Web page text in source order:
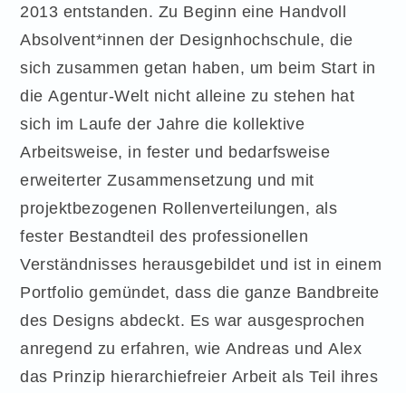
2013 entstanden. Zu Beginn eine Handvoll
Absolvent*innen der Designhochschule, die
sich zusammen getan haben, um beim Start in
die Agentur-Welt nicht alleine zu stehen hat
sich im Laufe der Jahre die kollektive
Arbeitsweise, in fester und bedarfsweise
erweiterter Zusammensetzung und mit
projektbezogenen Rollenverteilungen, als
fester Bestandteil des professionellen
Verständnisses herausgebildet und ist in einem
Portfolio gemündet, dass die ganze Bandbreite
des Designs abdeckt. Es war ausgesprochen
anregend zu erfahren, wie Andreas und Alex
das Prinzip hierarchiefreier Arbeit als Teil ihres